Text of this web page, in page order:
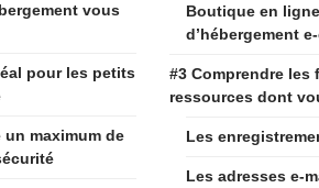
vous
pour les petits
un maximum de
Boutique en
d’hébergement
#3 Comprendre
ressources dont
Les
Les adresses e-